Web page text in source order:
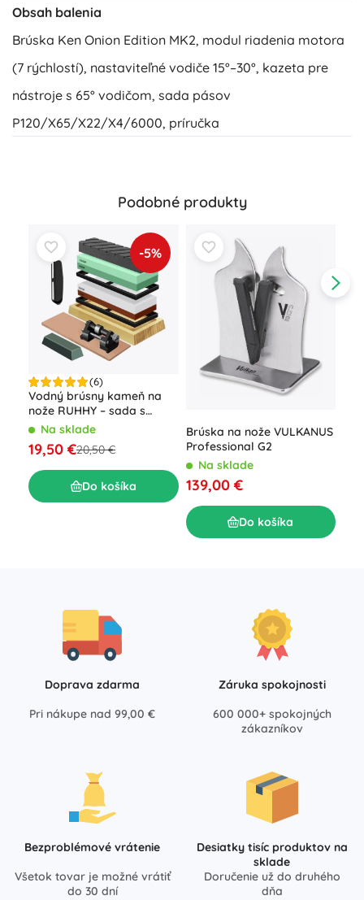
Obsah balenia
Brúska Ken Onion Edition MK2, modul riadenia motora
(7 rýchlostí), nastaviteľné vodiče 15°–30°, kazeta pre
nástroje s 65° vodičom, sada pásov
P120/X65/X22/X4/6000, príručka
Podobné produkty
-5%
(6)
Vodný brúsny kameň na
nože RUHHY – sada s
viacerými zrnitostiami a
Na sklade
19,50 €20,50 €
Do košíka
Brúska na nože VULKANUS
Professional G2
Na sklade
139,00 €
Do košíka
Doprava zdarma
Pri nákupe nad 99,00 €
Záruka spokojnosti
600 000+ spokojných
zákazníkov
Bezproblémové vrátenie
Všetok tovar je možné vrátiť
do 30 dní
Desiatky tisíc produktov na
sklade
Doručenie už do druhého
dňa